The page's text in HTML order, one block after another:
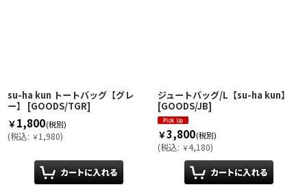
su-ha kun トートバッグ【グレ
ー】
[GOODS/TGR]
￥1,800(税別)
(税込: ￥1,980)
ジュートバッグ/L【su-ha kun】
[GOODS/JB]
￥3,800(税別)
(税込: ￥4,180)